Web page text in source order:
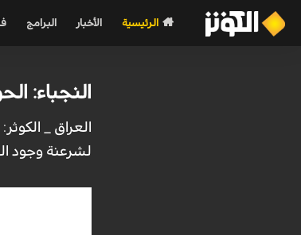
الرئيسية الأخبار البرامج
النجباء:
العراق _
لشرعنة وجود